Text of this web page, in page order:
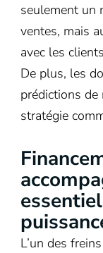
seulement un
ventes, mais
avec les
De plus, les
prédictions de
stratégie
L’un des